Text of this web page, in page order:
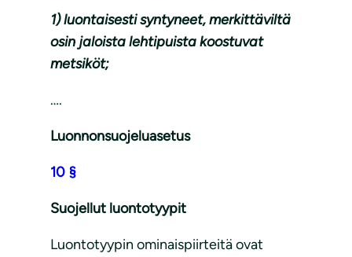
1) luontaisesti syntyneet, merkittäviltä
osin jaloista lehtipuista koostuvat
metsiköt;
….
Luonnonsuojeluasetus
10 §
Suojellut luontotyypit
Luontotyypin ominaispiirteitä ovat